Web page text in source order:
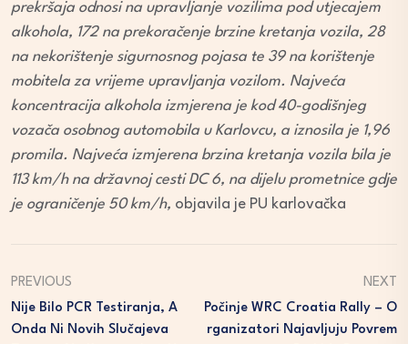
prekršaja odnosi na upravljanje vozilima pod utjecajem
alkohola, 172 na prekoračenje brzine kretanja vozila, 28
na nekorištenje sigurnosnog pojasa te 39 na korištenje
mobitela za vrijeme upravljanja vozilom. Najveća
koncentracija alkohola izmjerena je kod 40-godišnjeg
vozača osobnog automobila u Karlovcu, a iznosila je 1,96
promila. Najveća izmjerena brzina kretanja vozila bila je
113 km/h na državnoj cesti DC 6, na dijelu prometnice gdje
je ograničenje 50 km/h, objavila je PU karlovačka
PREVIOUS
Nije Bilo PCR Testiranja, A
Onda Ni Novih Slučajeva
NEXT
Počinje WRC Croatia Rally – O
Rganizatori Najavljuju Povrem